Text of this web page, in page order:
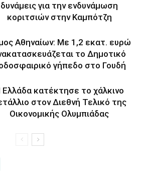
δυνάμεις για την ενδυνάμωση
κοριτσιών στην Καμπότζη
Αθηναίων: Με 1,2 εκατ. ευρώ
το Δημοτικό
γήπεδο στο Γουδή
Ελλάδα κατέκτησε το χάλκινο
στον Διεθνή Τελικό της
Οικονομικής Ολυμπιάδας